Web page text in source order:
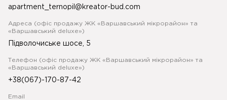
apartment_ternopil@kreator-bud.com
Адреса (офіс продажу ЖК «Варшавський мікрорайон» та
«Варшавський deluxe»)
Підволочиське шосе, 5
Телефон (офіс продажу ЖК «Варшавський мікрорайон» та
«Варшавський deluxe»)
+38(067)-170-87-42
Email